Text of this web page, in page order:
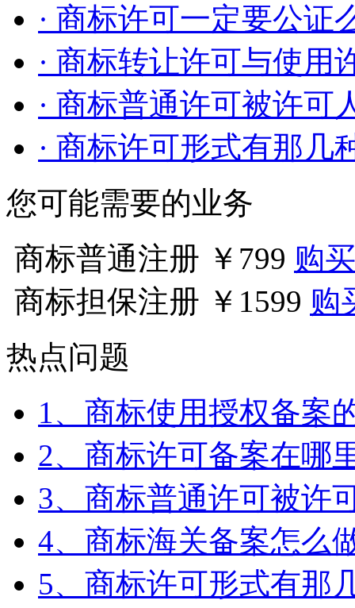
· 商标许可一定要公证
· 商标转让许可与使用
· 商标普通许可被许可
· 商标许可形式有那几
您可能需要的业务
商标普通注册 ￥799 购买
商标担保注册 ￥1599 购
热点问题
1、商标使用授权备案
2、商标许可备案在哪
3、商标普通许可被许
4、商标海关备案怎么
5、商标许可形式有那